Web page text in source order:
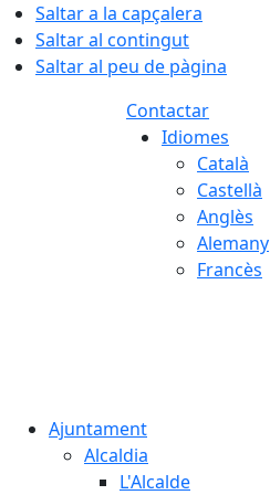
Saltar a la capçalera
Saltar al contingut
Saltar al peu de pàgina
Contactar
Idiomes
Català
Castellà
Anglès
Alemany
Francès
Ajuntament
Alcaldia
L'Alcalde